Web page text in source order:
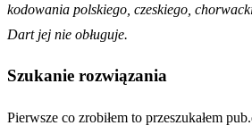
kodowania polskiego, czeskiego,
Dart jej nie obługuje.
Szukanie rozwiązania
Pierwsze co zrobiłem to przeszukałem